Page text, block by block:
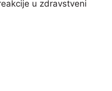
u zdravstveni